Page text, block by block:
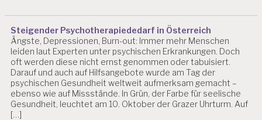
Steigender Psychotherapiededarf in Österreich
Ängste, Depressionen, Burn-out: Immer mehr Menschen
leiden laut Experten unter psychischen Erkrankungen. Doch
oft werden diese nicht ernst genommen oder tabuisiert.
Darauf und auch auf Hilfsangebote wurde am Tag der
psychischen Gesundheit weltweit aufmerksam gemacht –
ebenso wie auf Missstände. In Grün, der Farbe für seelische
Gesundheit, leuchtet am 10. Oktober der Grazer Uhrturm. Auf
[…]